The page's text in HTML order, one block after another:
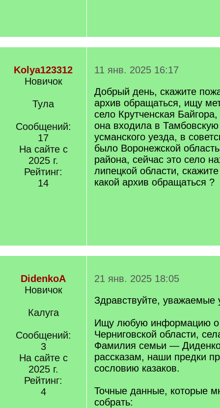
Kolya123312
Новичок
Тула
Сообщений:
17
На сайте с
2025 г.
Рейтинг:
14
11 янв. 2025 16:17
Добрый день, скажите
архив обращаться, ищу
село Крутченская
она входила в
усманского уезда, в
было Воронежской
района, сейчас это село
липецкой области,
какой архив обращаться ?
DidenkoA
Новичок
Калуга
Сообщений:
3
На сайте с
2025 г.
Рейтинг:
4
21 янв. 2025 18:05
Здравствуйте, уважаемые
Ищу любую информацию о
Черниговской области,
Фамилия семьи —
рассказам, наши предки
сословию казаков.
Точные данные, которые
собрать: